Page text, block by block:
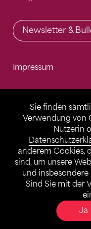
Sie finden
Verwendung von
Nutzerin
anderem Cookies,
sind, um unsere
und insbesondere
Sind Sie mit der
Ja
Newsletter &
Impressum